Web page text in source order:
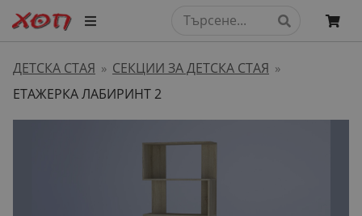
ДЕТСКА СТАЯ » СЕКЦИИ ЗА ДЕТСКА СТАЯ »
ЕТАЖЕРКА ЛАБИРИНТ 2